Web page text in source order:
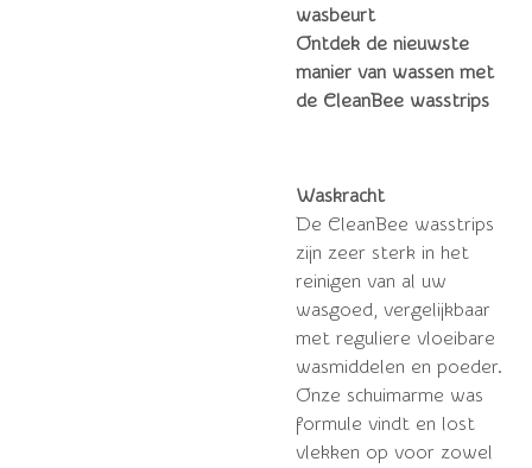
wasbeurt
Ontdek de nieuwste
manier van wassen met
de CleanBee wasstrips
Waskracht
De CleanBee wasstrips
zijn zeer sterk in het
reinigen van al uw
wasgoed, vergelijkbaar
met reguliere vloeibare
wasmiddelen en poeder.
Onze schuimarme was
formule vindt en lost
vlekken op voor zowel